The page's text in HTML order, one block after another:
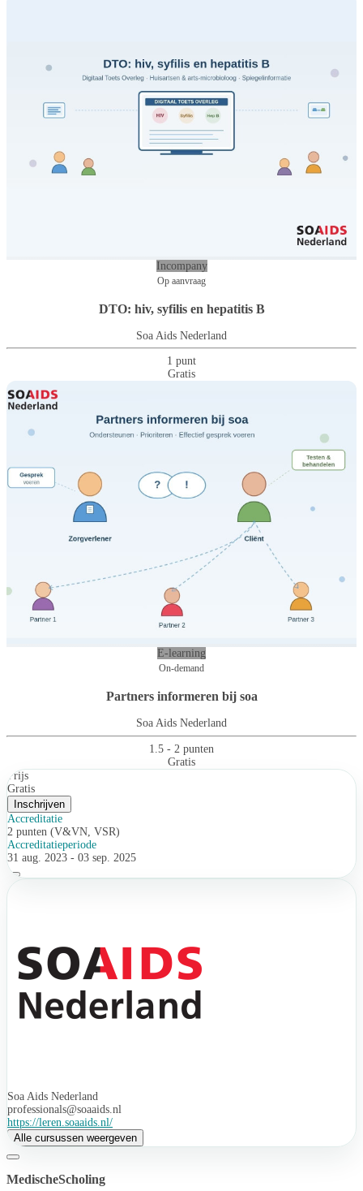
Incompany
Op aanvraag
DTO: hiv, syfilis en hepatitis B
Soa Aids Nederland
1 punt
Gratis
E-learning
On-demand
Partners informeren bij soa
Soa Aids Nederland
1.5 - 2 punten
Gratis
Prijs
Gratis
Inschrijven
Accreditatie
2 punten (V&VN, VSR)
Accreditatieperiode
31 aug. 2023 - 03 sep. 2025
Soa Aids Nederland
professionals@soaaids.nl
https://leren.soaaids.nl/
Alle cursussen weergeven
MedischeScholing